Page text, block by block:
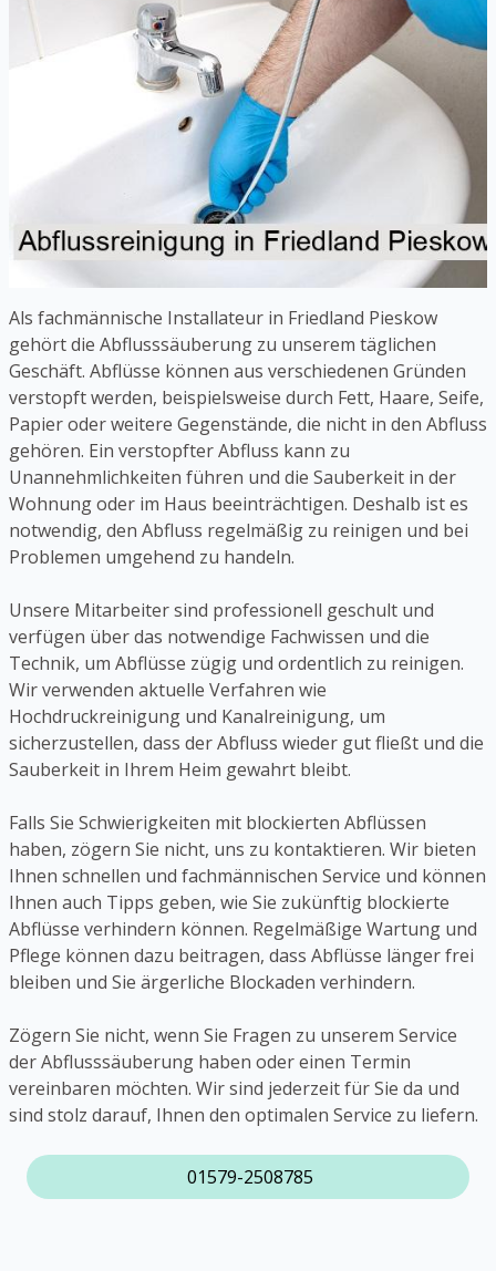
Als fachmännische Installateur in Friedland Pieskow
gehört die Abflusssäuberung zu unserem täglichen
Geschäft. Abflüsse können aus verschiedenen Gründen
verstopft werden, beispielsweise durch Fett, Haare, Seife,
Papier oder weitere Gegenstände, die nicht in den Abfluss
gehören. Ein verstopfter Abfluss kann zu
Unannehmlichkeiten führen und die Sauberkeit in der
Wohnung oder im Haus beeinträchtigen. Deshalb ist es
notwendig, den Abfluss regelmäßig zu reinigen und bei
Problemen umgehend zu handeln.
Unsere Mitarbeiter sind professionell geschult und
verfügen über das notwendige Fachwissen und die
Technik, um Abflüsse zügig und ordentlich zu reinigen.
Wir verwenden aktuelle Verfahren wie
Hochdruckreinigung und Kanalreinigung, um
sicherzustellen, dass der Abfluss wieder gut fließt und die
Sauberkeit in Ihrem Heim gewahrt bleibt.
Falls Sie Schwierigkeiten mit blockierten Abflüssen
haben, zögern Sie nicht, uns zu kontaktieren. Wir bieten
Ihnen schnellen und fachmännischen Service und können
Ihnen auch Tipps geben, wie Sie zukünftig blockierte
Abflüsse verhindern können. Regelmäßige Wartung und
Pflege können dazu beitragen, dass Abflüsse länger frei
bleiben und Sie ärgerliche Blockaden verhindern.
Zögern Sie nicht, wenn Sie Fragen zu unserem Service
der Abflusssäuberung haben oder einen Termin
vereinbaren möchten. Wir sind jederzeit für Sie da und
sind stolz darauf, Ihnen den optimalen Service zu liefern.
01579-2508785